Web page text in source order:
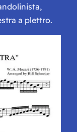
a plettro.